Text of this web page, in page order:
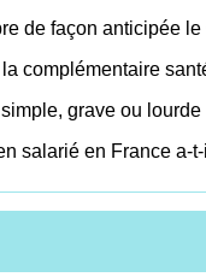
de façon anticipée
complémentaire
grave ou
salarié en France a-